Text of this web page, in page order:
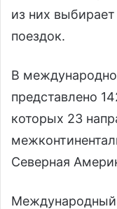
из них
поездок.
В
представлено
которых 23
Северная
Международный